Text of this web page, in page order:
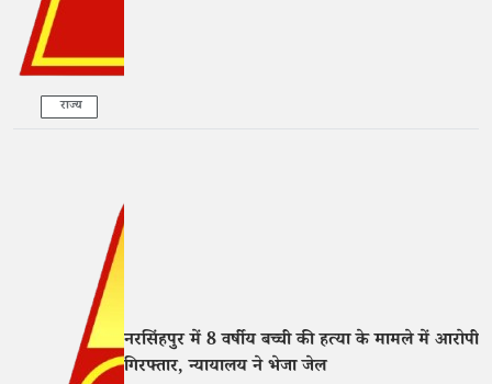
राज्य
नरसिंहपुर में 8 वर्षीय बच्ची की हत्या के मामले में आरोपी
गिरफ्तार, न्यायालय ने भेजा जेल